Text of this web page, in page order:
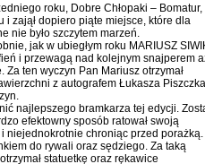
roku, Dobre Chłopaki – Bomatur,
i zajął dopiero piąte miejsce, które dla
nie było szczytem marzeń.
jak w ubiegłym roku MARIUSZ
i przewagą nad kolejnym snajperem
ten wyczyn Pan Mariusz otrzymał
z autografem Łukasza Piszczka
najlepszego bramkarza tej edycji.
efektowny sposób ratował swoją
chroniąc przed porażką.
do rywali oraz sędziego. Za taką
statuetkę oraz rękawice